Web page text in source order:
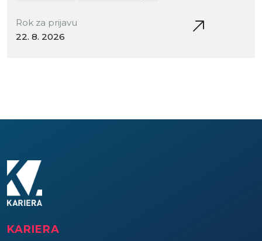
Rok za prijavu
22. 8. 2026
KARIERA